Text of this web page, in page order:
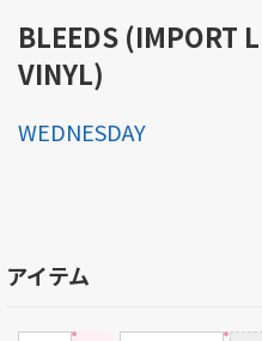
BLEEDS (IMPORT
VINYL)
アイテム
WEDNESDAY